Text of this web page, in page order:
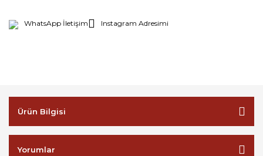
WhatsApp İletişim Instagram Adresimi
Ürün Bilgisi
Yorumlar